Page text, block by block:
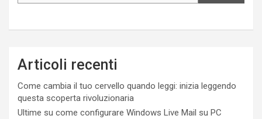
Articoli recenti
Come cambia il tuo cervello quando leggi: inizia leggendo
questa scoperta rivoluzionaria
Ultime su come configurare Windows Live Mail su PC